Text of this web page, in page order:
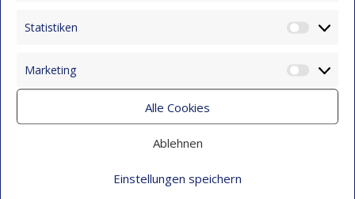
Statistiken
Marketing
Alle Cookies
Ablehnen
Einstellungen speichern
Maira Lenis – Eine inspirierende Geschichte
Wie Alexander durch ein Stipendium seine
Familie unterstützt: Bildungschancen in
Kolumbien
Nicole – Ein junges Talent aus Montebello